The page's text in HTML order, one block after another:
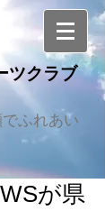
ツクラブ
ふれあい
が県